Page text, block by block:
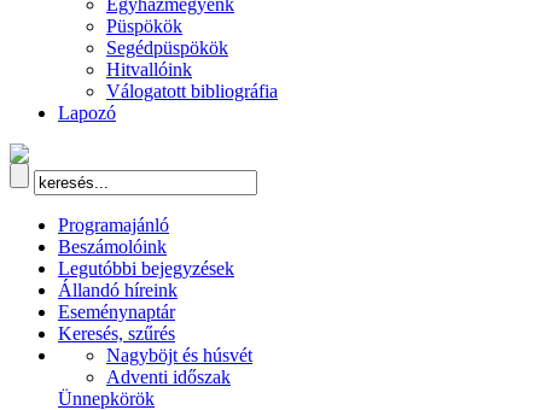
Egyházmegyénk
Püspökök
Segédpüspökök
Hitvallóink
Válogatott bibliográfia
Lapozó
Programajánló
Beszámolóink
Legutóbbi bejegyzések
Állandó híreink
Eseménynaptár
Keresés, szűrés
Nagyböjt és húsvét
Adventi időszak
Ünnepkörök